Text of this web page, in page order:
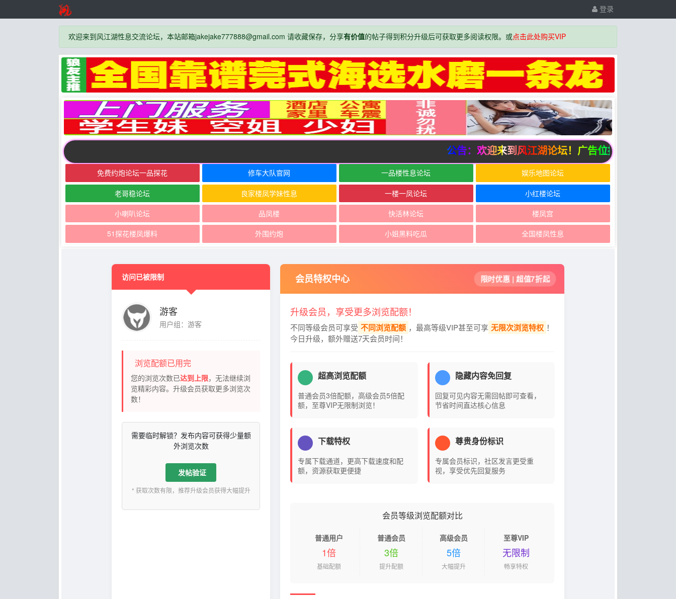
登录
欢迎来到风江湖性息交流论坛，本站邮箱jakejake777888@gmail.com 请收藏保存，分享有价值的帖子得到积分升级后可获取更多阅读权限。或点击此处购买VIP
公告：欢迎来到风江湖论坛！广告位招商中
免费约炮论坛一品探花 修车大队官网 一品楼性息论坛 娱乐地图论坛
老哥稳论坛 良家楼凤学妹性息 一楼一凤论坛 小红楼论坛
小喇叭论坛 品凤楼 快活林论坛 楼凤宫
51探花楼凤爆料 外围约炮 小姐黑料吃瓜 全国楼凤性息
访问已被限制
游客
用户组：游客
浏览配额已用完
您的浏览次数已达到上限，无法继续浏
览精彩内容。升级会员获取更多浏览次
数！
需要临时解锁？发布内容可获得少量额
外浏览次数
发帖验证
* 获取次数有限，推荐升级会员获得大幅提升
会员特权中心 限时优惠 | 超值7折起
升级会员，享受更多浏览配额！
不同等级会员可享受 不同浏览配额 ，最高等级VIP甚至可享 无限次浏览特权 ！
今日升级，额外赠送7天会员时间！
超高浏览配额
普通会员3倍配额，高级会员5倍配
额，至尊VIP无限制浏览！
隐藏内容免回复
回复可见内容无需回帖即可查看，
节省时间直达核心信息
下载特权
专属下载通道，更高下载速度和配
额，资源获取更便捷
尊贵身份标识
专属会员标识，社区发言更受重
视，享受优先回复服务
会员等级浏览配额对比
普通用户
1倍
基础配额
普通会员
3倍
提升配额
高级会员
5倍
大幅提升
至尊VIP
无限制
畅享特权